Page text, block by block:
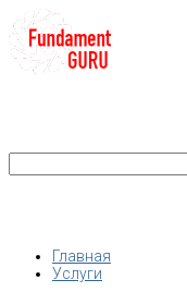
Главная
Услуги